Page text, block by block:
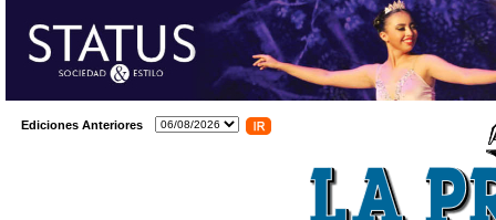
Ediciones Anteriores